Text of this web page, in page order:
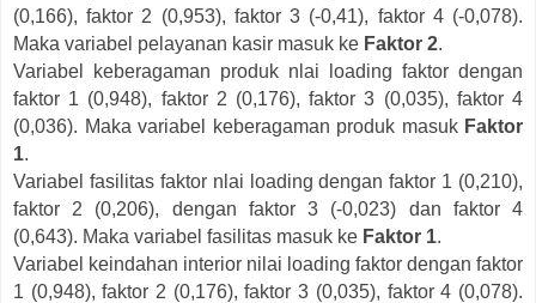
(0,166), faktor 2 (0,953), faktor 3 (-0,41), faktor 4 (-0,078).
Maka variabel pelayanan kasir masuk ke Faktor 2.
Variabel keberagaman produk nlai loading faktor dengan
faktor 1 (0,948), faktor 2 (0,176), faktor 3 (0,035), faktor 4
(0,036). Maka variabel keberagaman produk masuk Faktor
1.
Variabel fasilitas faktor nlai loading dengan faktor 1 (0,210),
faktor 2 (0,206), dengan faktor 3 (-0,023) dan faktor 4
(0,643). Maka variabel fasilitas masuk ke Faktor 1.
Variabel keindahan interior nilai loading faktor dengan faktor
1 (0,948), faktor 2 (0,176), faktor 3 (0,035), faktor 4 (0,078).